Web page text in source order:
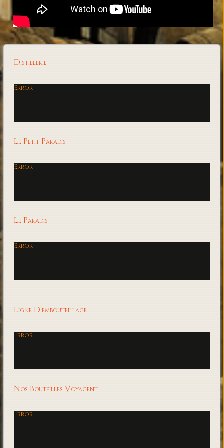
Distillerie
Error
Le Petit Paradis
Error
Le Paradis
Error
Ligne D'embouteillage
Error
Nos Bouteilles Voyagent
Error